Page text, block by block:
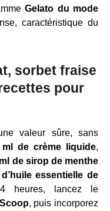
Gelato du mode
caractéristique du
sorbet fraise
pour
valeur sûre, sans
ml de crème liquide,
de sirop de menthe
essentielle de
heures, lancez le
, puis incorporez